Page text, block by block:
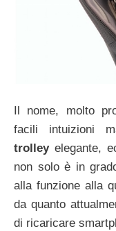
Il nome, molto
facili intuizioni
trolleyelegante,
non solo è in
alla funzione alla
da quanto
di ricaricare